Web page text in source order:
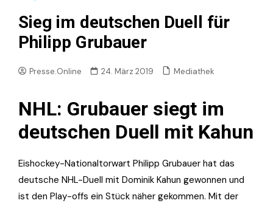
Sieg im deutschen Duell für
Philipp Grubauer
Presse.Online 24. März 2019 Mediathek
NHL: Grubauer siegt im
deutschen Duell mit Kahun
Eishockey-Nationaltorwart Philipp Grubauer hat das
deutsche NHL-Duell mit Dominik Kahun gewonnen und
ist den Play-offs ein Stück näher gekommen. Mit der